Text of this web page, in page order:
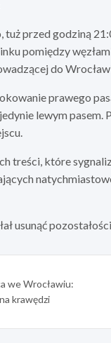
przed godziną
pomiędzy
do
prawego
lewym
treści, które
usunąć
we Wrocławiu:
krawędzi